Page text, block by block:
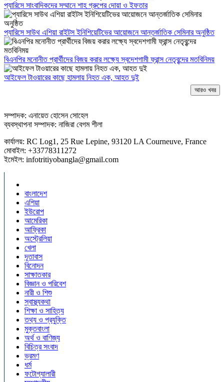
প্যারিসে সাংবাদিকদের সম্মানে শাহ গ্রুপের দোয়া ও ইফতার
প্যারিসে সাউথ এশিয়া রাইটস ইনিশিয়েটিভের আয়োজনে আন্তর্জাতিক সেমিনার অনুষ্ঠিত
বিএনপির মনোনীত প্রার্থীদের বিজয় করার লক্ষ্যে স্বদেশগামী ফ্রান্স নেতৃবৃন্দের মতবিনিময়
আইফেল টাওয়ারের কাছে হামলায় নিহত এক, আহত দুই
আরও খবর
সম্পাদক: এনায়েত হোসেন সোহেল
ব্যবস্থাপনা সম্পাদক: নাজিরা বেগম শীলা
কার্যালয়: RC Log1, 25 Rue Lepine, 93120 LA Courneuve, France
মোবাইল: +33778311272
ইমেইল: infotritiyobangla@gmail.com
বাংলাদেশ
এশিয়া
ইউরোপ
আমেরিকা
আফ্রিকা
অস্ট্রেলিয়া
খেলা
দূতাবাস
বিনোদন
সাক্ষাতকার
বিজ্ঞান ও পরিবেশ
নারী ও শিশু
স্বাস্থ্যকথা
শিক্ষা ও সাহিত্য
তথ্য ও প্রযুক্তি
মুক্তবাংলা
অর্থ ও বাণিজ্য
বিচিত্র সংবাদ
ভ্রমণ
ধর্ম
ফটোগ্যালারী